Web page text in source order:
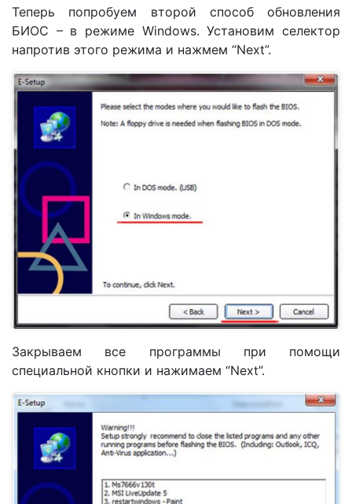
Теперь попробуем второй способ обновления
БИОС – в режиме Windows. Установим селектор
напротив этого режима и нажмем “Next”.
Закрываем все программы при помощи
специальной кнопки и нажимаем “Next”.